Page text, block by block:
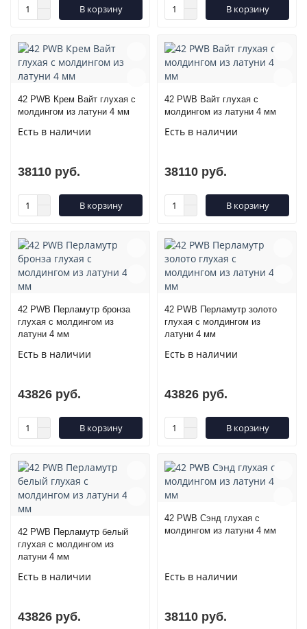
В корзину В корзину
42 PWB Крем Вайт глухая с
молдингом из латуни 4 мм
Есть в наличии
38110 руб.
В корзину
42 PWB Вайт глухая с
молдингом из латуни 4 мм
Есть в наличии
38110 руб.
В корзину
42 PWB Перламутр бронза
глухая с молдингом из
латуни 4 мм
Есть в наличии
43826 руб.
В корзину
42 PWB Перламутр золото
глухая с молдингом из
латуни 4 мм
Есть в наличии
43826 руб.
В корзину
42 PWB Перламутр белый
глухая с молдингом из
латуни 4 мм
Есть в наличии
43826 руб.
42 PWB Сэнд глухая с
молдингом из латуни 4 мм
Есть в наличии
38110 руб.